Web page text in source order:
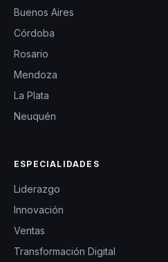
Buenos Aires
Córdoba
Rosario
Mendoza
La Plata
Neuquén
ESPECIALIDADES
Liderazgo
Innovación
Ventas
Transformación Digital